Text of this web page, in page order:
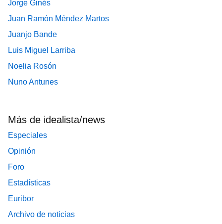
Jorge Ginés
Juan Ramón Méndez Martos
Juanjo Bande
Luis Miguel Larriba
Noelia Rosón
Nuno Antunes
Más de idealista/news
Especiales
Opinión
Foro
Estadísticas
Euribor
Archivo de noticias